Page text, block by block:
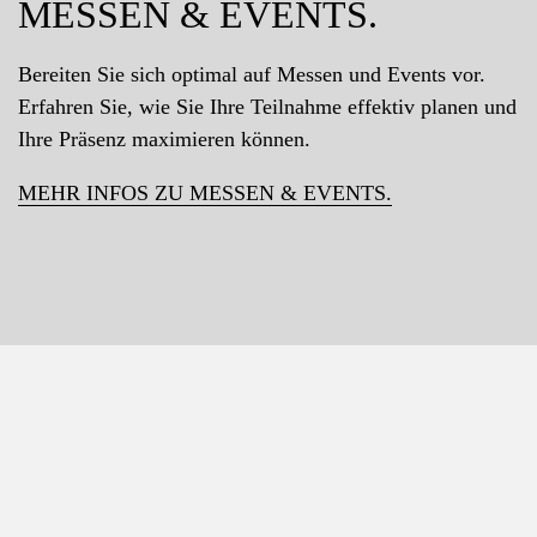
MESSEN & EVENTS.
Bereiten Sie sich optimal auf Messen und Events vor.
Erfahren Sie, wie Sie Ihre Teilnahme effektiv planen und
Ihre Präsenz maximieren können.
MEHR INFOS ZU MESSEN & EVENTS.